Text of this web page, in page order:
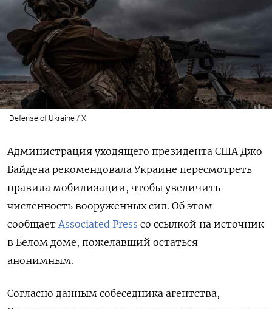
Defense of Ukraine / Х
Администрация уходящего президента США Джо
Байдена рекомендовала Украине пересмотреть
правила мобилизации, чтобы увеличить
численность вооруженных сил. Об этом
сообщает Associated Press со ссылкой на источник
в Белом доме, пожелавший остаться
анонимным.
Согласно данным собеседника агентства,